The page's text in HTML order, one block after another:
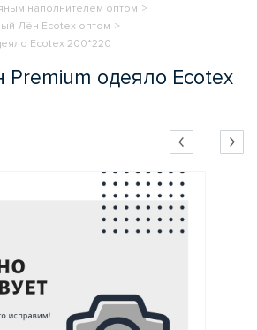
наполнителем оптом >
Лён Ecotex оптом >
Ecotex 200*220
одеяло Ecotex